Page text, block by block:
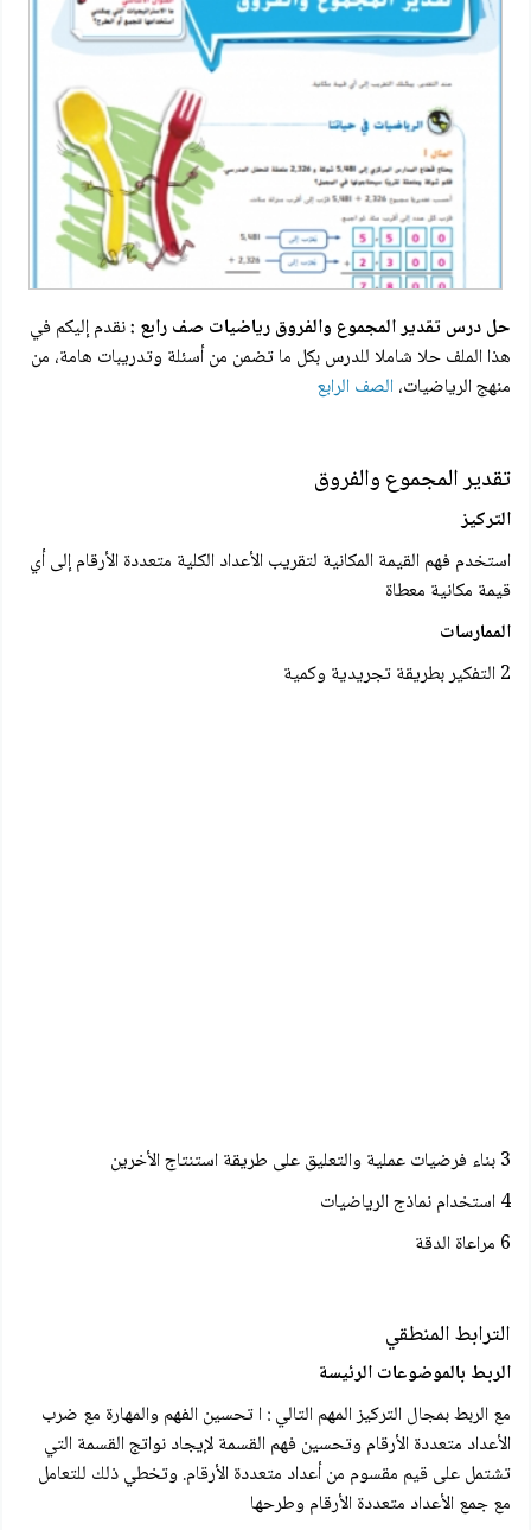
حل درس تقدير المجموع والفروق رياضيات صف رابع :نقدم إليكم في
هذا الملف حلا شاملا للدرس بكل ما تضمن من أسئلة وتدريبات هامة، من
منهج الرياضيات، الصف الرابع
تقدير المجموع والفروق
التركيز
استخدم فهم القيمة المكانية لتقريب الأعداد الكلية متعددة الأرقام إلى أي
قيمة مكانية معطاة
الممارسات
2 التفكير بطريقة تجريدية وكمية
3 بناء فرضيات عملية والتعليق على طريقة استنتاج الأخرين
4 استخدام نماذج الرياضيات
6 مراعاة الدقة
الترابط المنطقي
الربط بالموضوعات الرئيسة
مع الربط بمجال التركيز المهم التالي : ا تحسين الفهم والمهارة مع ضرب
الأعداد متعددة الأرقام وتحسين فهم القسمة لإيجاد نواتج القسمة التي
تشتمل على قيم مقسوم من أعداد متعددة الأرقام. وتخطي ذلك للتعامل
مع جمع الأعداد متعددة الأرقام وطرحها